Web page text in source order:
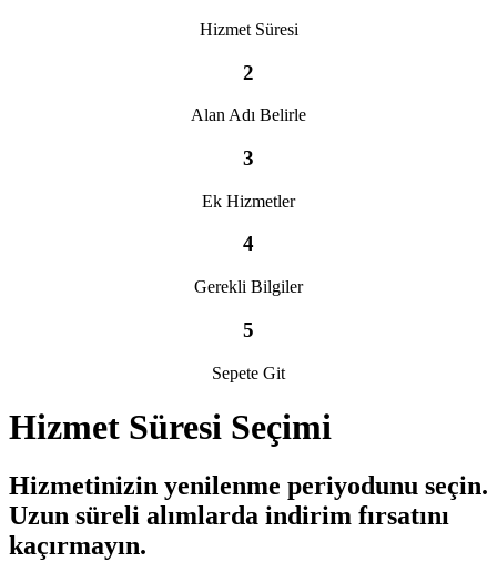
Hizmet Süresi
2
Alan Adı Belirle
3
Ek Hizmetler
4
Gerekli Bilgiler
5
Sepete Git
Hizmet Süresi Seçimi
Hizmetinizin yenilenme periyodunu seçin.
Uzun süreli alımlarda indirim fırsatını
kaçırmayın.